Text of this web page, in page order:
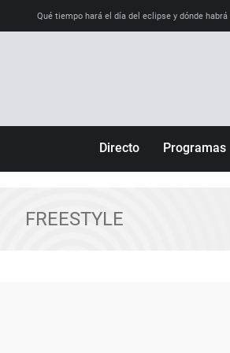
Qué tiempo hará el día del eclipse y dónde habrá
Directo Programas
FREESTYLE